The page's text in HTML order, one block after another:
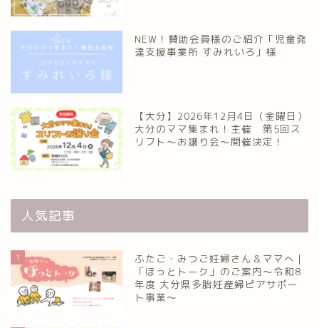
NEW！賛助会員様のご紹介「児童発
達支援事業所 すみれいろ」様
【大分】2026年12月4日（金曜日）
大分のママ集まれ！主催 第5回ス
リフト〜お譲り会〜開催決定！
人気記事
1
ふたご・みつご妊婦さん＆ママへ｜
「ほっとトーク」のご案内～令和8
年度 大分県多胎妊産婦ピアサポー
ト事業～